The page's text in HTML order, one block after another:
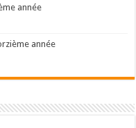
année
année